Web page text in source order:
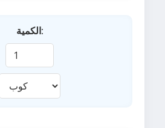
الكمية: